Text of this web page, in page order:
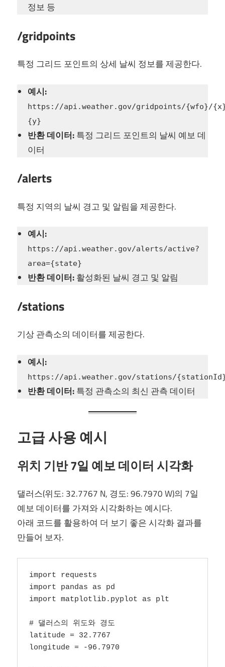
정보 등
/gridpoints
특정 그리드 포인트의 상세 날씨 정보를 제공한다.
예시:
https://api.weather.gov/gridpoints/{wfo}/
{y}
반환 데이터:특정 그리드 포인트의 날씨 예보 데
이터
/alerts
특정 지역의 날씨 경고 및 알림을 제공한다.
예시:
https://api.weather.gov/alerts/active?
area={state}
반환 데이터:활성화된 날씨 경고 및 알림
/stations
기상 관측소의 데이터를 제공한다.
예시:
https://api.weather.gov/stations/
반환 데이터:특정 관측소의 최신 관측 데이터
고급 사용 예시
위치 기반 7일 예보 데이터 시각화
댈러스(위도: 32.7767 N, 경도: 96.7970 W)의 7일
예보 데이터를 가져와 시각화하는 예시다.
아래 코드를 활용하여 더 보기 좋은 시각화 결과를
만들어 보자.
import requests
import pandas as pd
import matplotlib.pyplot as plt
# 댈러스의 위도와 경도
latitude = 32.7767
longitude = -96.7970